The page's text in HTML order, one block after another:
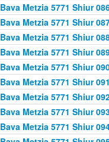
Bava Metzia 5771 Shiur
Bava Metzia 5771 Shiur
Bava Metzia 5771 Shiur
Bava Metzia 5771 Shiur
Bava Metzia 5771 Shiur
Bava Metzia 5771 Shiur
Bava Metzia 5771 Shiur
Bava Metzia 5771 Shiur
Bava Metzia 5771 Shiur